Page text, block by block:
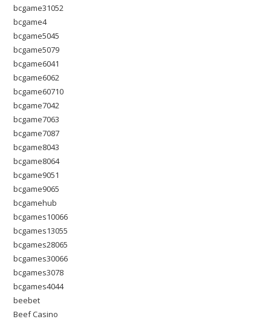
bcgame31052
bcgame4
bcgame5045
bcgame5079
bcgame6041
bcgame6062
bcgame60710
bcgame7042
bcgame7063
bcgame7087
bcgame8043
bcgame8064
bcgame9051
bcgame9065
bcgamehub
bcgames10066
bcgames13055
bcgames28065
bcgames30066
bcgames3078
bcgames4044
beebet
Beef Casino